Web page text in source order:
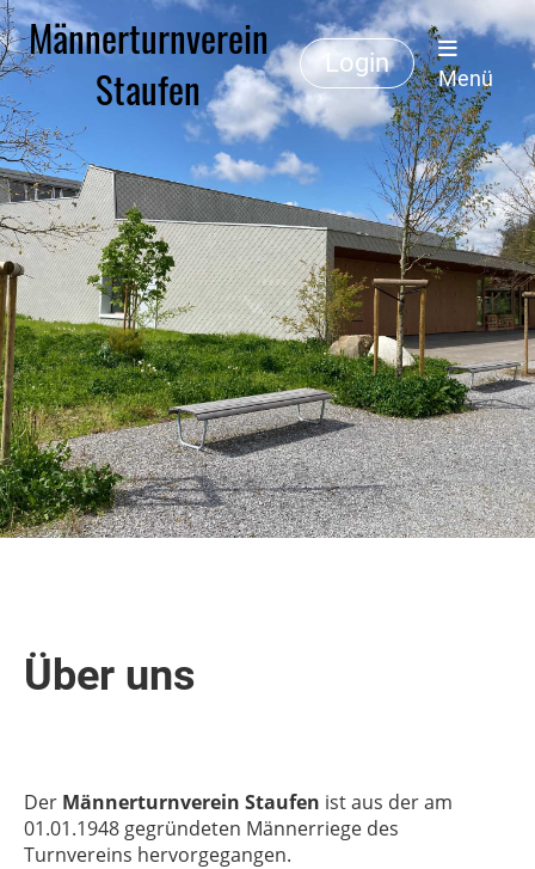
Männerturnverein
Staufen
Login
Menü
Über uns
Der Männerturnverein Staufen ist aus der am
01.01.1948 gegründeten Männerriege des
Turnvereins hervorgegangen.